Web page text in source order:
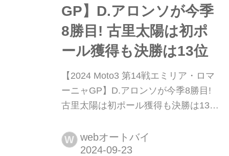
GP】D.アロンソが今季
8勝目! 古里太陽は初ポ
ール獲得も決勝は13位
​​【2024 Moto3 第14戦エミリア・ロマ
ーニャGP】D.アロンソが今季8勝目!
古里太陽は初ポール獲得も決勝は13位
タリアのエミリア・ロマーニャ州にあ
るミサノ・ワールド・サーキット・マ
W webオートバイ